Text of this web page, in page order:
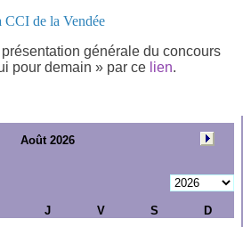
CCI de la Vendée
générale du concours
pourdemain » par ce lien.